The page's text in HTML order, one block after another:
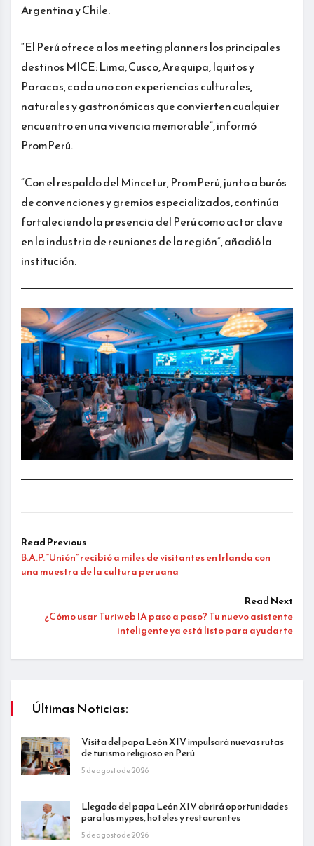
Argentina y Chile.
“El Perú ofrece a los meeting planners los principales
destinos MICE: Lima, Cusco, Arequipa, Iquitos y
Paracas, cada uno con experiencias culturales,
naturales y gastronómicas que convierten cualquier
encuentro en una vivencia memorable”, informó
PromPerú.
“Con el respaldo del Mincetur, PromPerú, junto a burós
de convenciones y gremios especializados, continúa
fortaleciendo la presencia del Perú como actor clave
en la industria de reuniones de la región”, añadió la
institución.
Read Previous
B.A.P. “Unión” recibió a miles de visitantes en Irlanda con
una muestra de la cultura peruana
Read Next
¿Cómo usar Turiweb IA paso a paso? Tu nuevo asistente
inteligente ya está listo para ayudarte
Últimas Noticias:
Visita del papa León XIV impulsará nuevas rutas
de turismo religioso en Perú
5 de agosto de 2026
Llegada del papa León XIV abrirá oportunidades
para las mypes, hoteles y restaurantes
5 de agosto de 2026